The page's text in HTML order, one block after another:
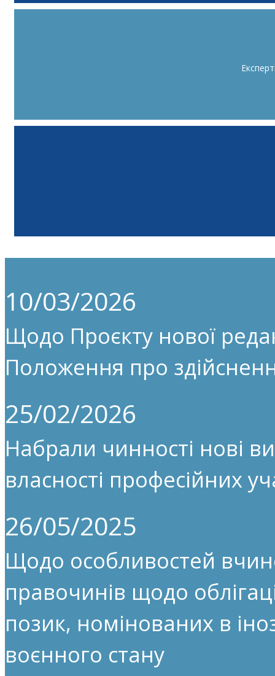
10/03/2026
Щодо Проєкту нової
Положення про
25/02/2026
Набрали чинності нові
власності професійних
26/05/2025
Щодо особливостей
правочинів щодо
позик, номінованих в
воєнного стану